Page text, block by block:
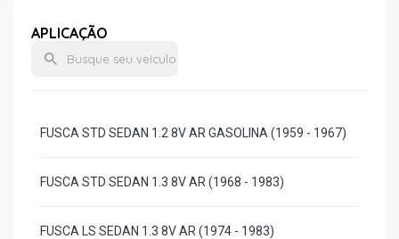
APLICAÇÃO
FUSCA STD SEDAN 1.2 8V AR GASOLINA (1959 - 1967)
FUSCA STD SEDAN 1.3 8V AR (1968 - 1983)
FUSCA LS SEDAN 1.3 8V AR (1974 - 1983)